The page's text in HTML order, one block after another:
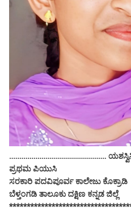
................................................
ಪ್ರಥಮ ಪಿಯುಸಿ
ಸರಕಾರಿ ಪದವಿಪೂರ್ವ ಕಾಲೇಜು ಕೊಕ್ರಾಡಿ
ಬೆಳ್ತಂಗಡಿ ತಾಲೂಕು ದಕ್ಷಿಣ ಕನ್ನಡ ಜಿಲ್ಲೆ